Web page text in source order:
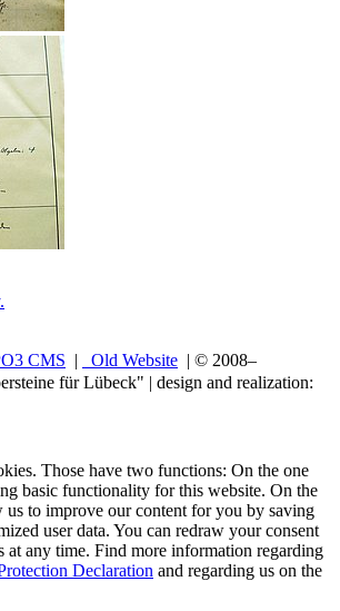
.
CMS | Old Website | © 2008–
für Lübeck" | design and realization:
Those have two functions: On the one
basic functionality for this website. On the
us to improve our content for you by saving
user data. You can redraw your consent
at any time. Find more information regarding
Declaration and regarding us on the